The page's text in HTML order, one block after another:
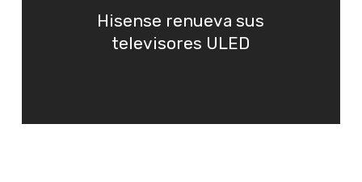
Hisense renueva sus
televisores ULED